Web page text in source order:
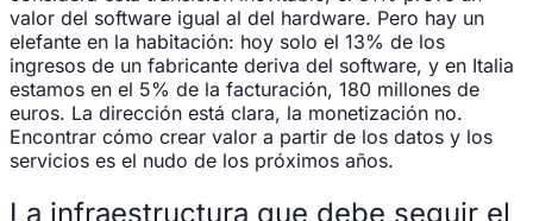
valor del software igual al del hardware. Pero hay un
elefante en la habitación: hoy solo el 13% de los
ingresos de un fabricante deriva del software, y en Italia
estamos en el 5% de la facturación, 180 millones de
euros. La dirección está clara, la monetización no.
Encontrar cómo crear valor a partir de los datos y los
servicios es el nudo de los próximos años.
La infraestructura que debe seguir el